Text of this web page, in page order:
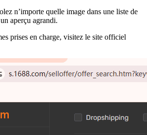
n’importe quelle image dans une liste de
aperçu agrandi.
prises en charge, visitez le site officiel